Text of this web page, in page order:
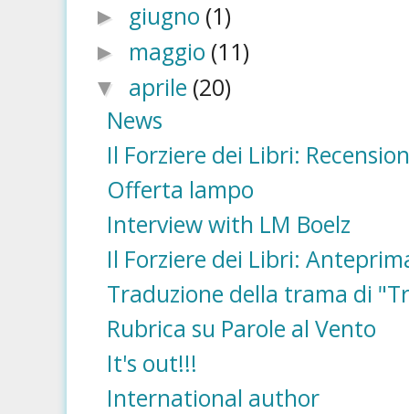
► giugno (1)
► maggio (11)
▼ aprile (20)
News
Il Forziere dei Libri:
Offerta lampo
Interview with LM Boelz
Il Forziere dei Libri:
Traduzione della trama di
Rubrica su Parole al Vento
It's out!!!
International author